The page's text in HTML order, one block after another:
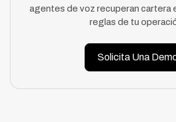
agentes de voz recuperan cartera
reglas de tu
Solicita Una